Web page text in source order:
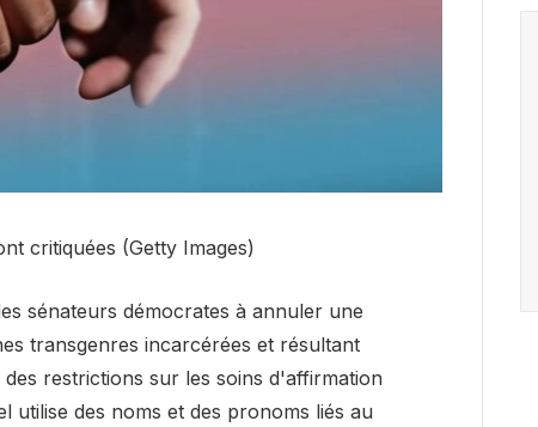
critiquées (Getty Images)
sénateurs démocrates à annuler une
transgenres incarcérées et résultant
restrictions sur les soins d'affirmation
utilise des noms et des pronoms liés au